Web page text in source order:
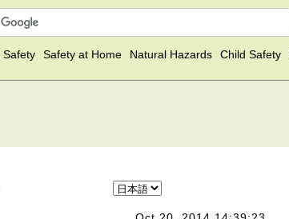
Safety Safety at Home Natural Hazards Child Safety